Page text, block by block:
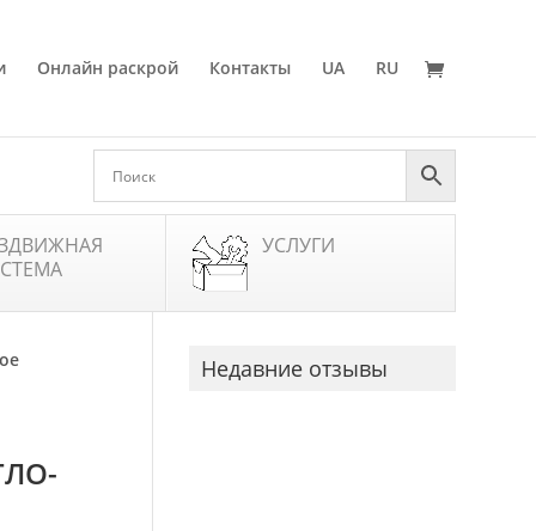
Онлайн раскрой Контакты UA RU
УСЛУГИ
Недавние отзывы